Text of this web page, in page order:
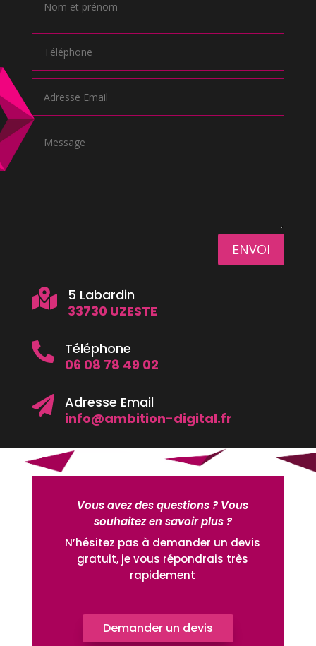
ENVOI

5 Labardin
33730 UZESTE

Téléphone
06 08 78 49 02

Adresse Email
info@ambition-digital.fr
Vous avez des questions ? Vous
souhaitez en savoir plus ?
N’hésitez pas à demander un devis
gratuit, je vous répondrais très
rapidement
Demander un devis